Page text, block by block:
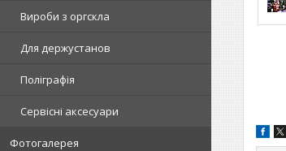
Вироби з оргскла
Для держустанов
Поліграфія
Сервісні аксесуари
Фотогалерея